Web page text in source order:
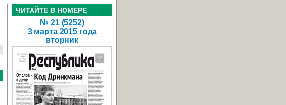
ЧИТАЙТЕ В НОМЕРЕ
№ 21 (5252)
3 марта 2015 года
вторник